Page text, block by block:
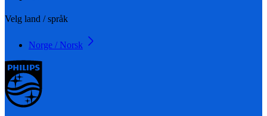
Velg land / språk
Norge / Norsk